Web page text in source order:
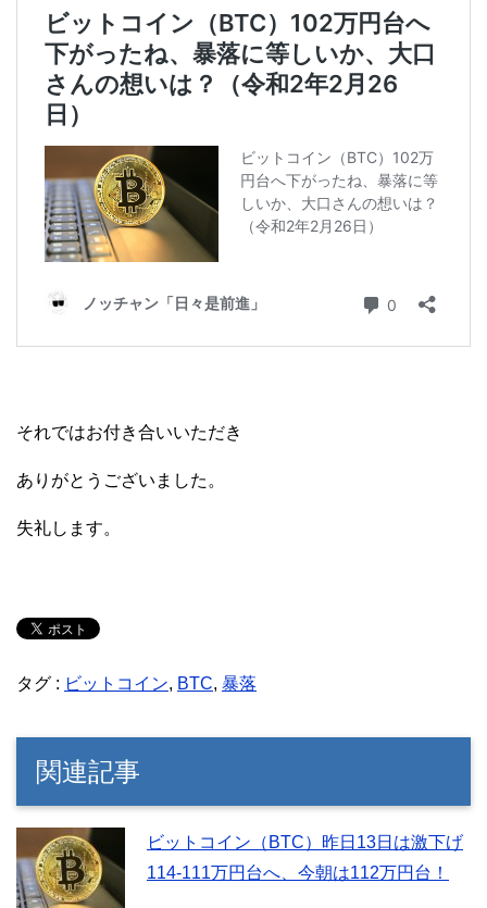
それではお付き合いいただき
ありがとうございました。
失礼します。
タグ : ビットコイン, BTC, 暴落
関連記事
ビットコイン（BTC）昨日13日は激下げ
114-111万円台へ、今朝は112万円台！